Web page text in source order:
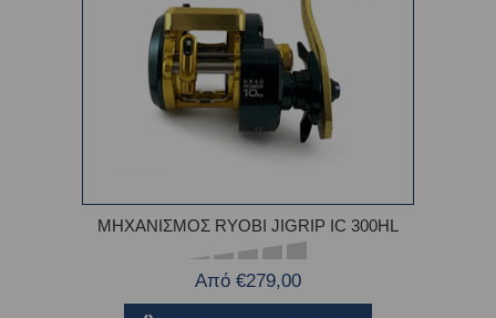
ΜΗΧΑΝΙΣΜΟΣ RYOBI JIGRIP IC 300HL
Από €279,00